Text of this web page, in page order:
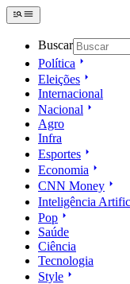
Buscar
Política
Eleições
Internacional
Nacional
Agro
Infra
Esportes
Economia
CNN Money
Inteligência
Pop
Saúde
Ciência
Tecnologia
Style